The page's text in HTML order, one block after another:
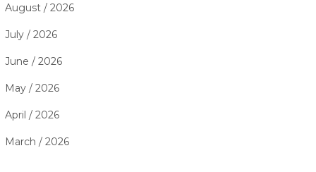
August / 2026
July / 2026
June / 2026
May / 2026
April / 2026
March / 2026